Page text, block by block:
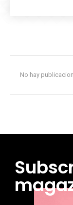
No hay